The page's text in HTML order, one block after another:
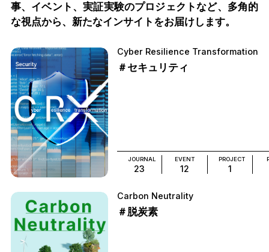
事、イベント、実証実験のプロジェクトなど、多角的
な視点から、新たなインサイトをお届けします。
Cyber Resilience Transformation
＃セキュリティ
JOURNAL
23
EVENT
12
PROJECT
1
Carbon Neutrality
＃脱炭素